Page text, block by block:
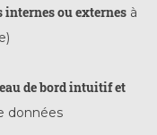
ou externes à
de bord intuitif et
données